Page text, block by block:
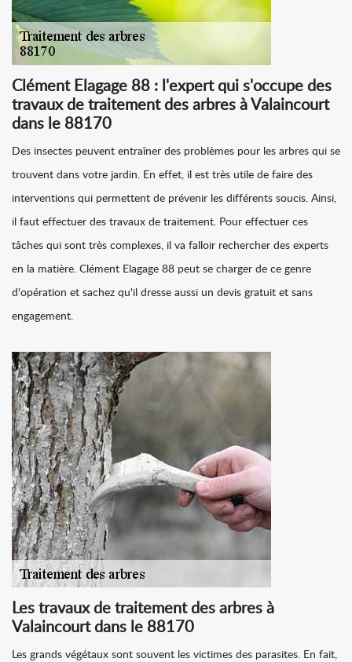
Clément Elagage 88 : l'expert qui s'occupe des
travaux de traitement des arbres à Valaincourt
dans le 88170
Des insectes peuvent entraîner des problèmes pour les arbres qui se
trouvent dans votre jardin. En effet, il est très utile de faire des
interventions qui permettent de prévenir les différents soucis. Ainsi,
il faut effectuer des travaux de traitement. Pour effectuer ces
tâches qui sont très complexes, il va falloir rechercher des experts
en la matière. Clément Elagage 88 peut se charger de ce genre
d'opération et sachez qu'il dresse aussi un devis gratuit et sans
engagement.
Les travaux de traitement des arbres à
Valaincourt dans le 88170
Les grands végétaux sont souvent les victimes des parasites. En fait,